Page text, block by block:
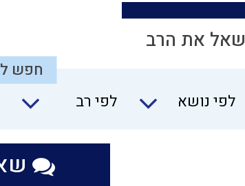
שאל את הרב
חפש
לפי נושא
לפי רב